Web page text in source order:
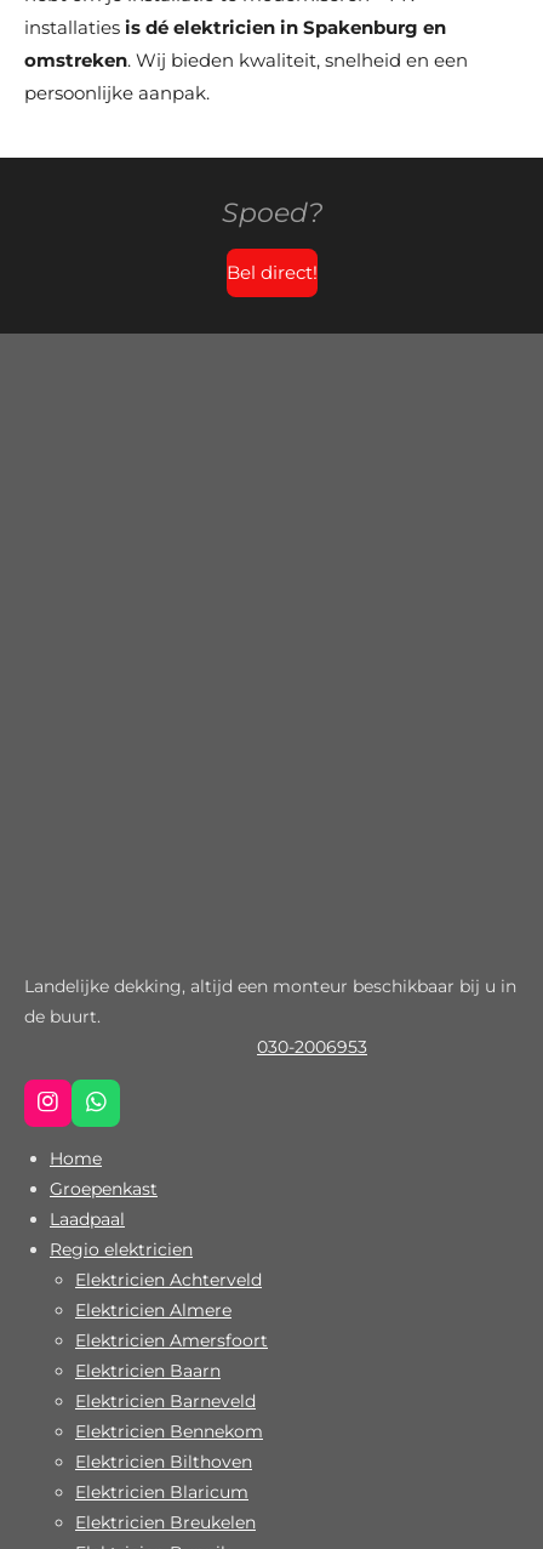
installaties is dé elektricien in Spakenburg en
omstreken. Wij bieden kwaliteit, snelheid en een
persoonlijke aanpak.
Spoed?
Bel direct!
Landelijke dekking, altijd een monteur beschikbaar bij u in
de buurt.
030-2006953
I
n
s
t
a
g
r
a
m
W
h
a
s
A
p
p
Home
Groepenkast
Laadpaal
Regio elektricien
Elektricien Achterveld
Elektricien Almere
Elektricien Amersfoort
Elektricien Baarn
Elektricien Barneveld
Elektricien Bennekom
Elektricien Bilthoven
Elektricien Blaricum
Elektricien Breukelen